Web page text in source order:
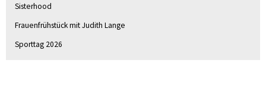
Sisterhood
Frauenfrühstück mit Judith Lange
Sporttag 2026